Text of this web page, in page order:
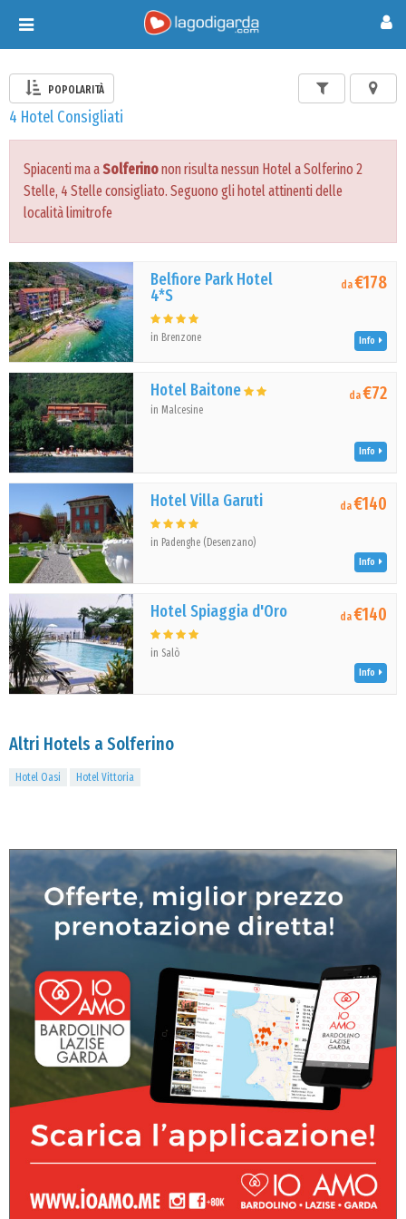
Toggle
navigation
POPOLARITÀ
4 Hotel Consigliati
Spiacenti ma aSolferinonon risulta nessun Hotel a Solferino 2
Stelle, 4 Stelle consigliato. Seguono gli hotel attinenti delle
località limitrofe
Belfiore Park Hotel
4*S
in Brenzone
da€178
Info
Hotel Baitone
in Malcesine
da€72
Info
Hotel Villa Garuti
in Padenghe (Desenzano)
da€140
Info
Hotel Spiaggia d'Oro
in Salò
da€140
Info
Altri Hotels a Solferino
Hotel Oasi Hotel Vittoria